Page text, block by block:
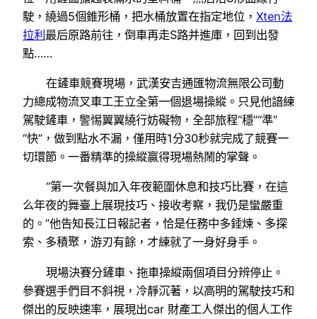
駛，繞過5個錐形桶，把水桶放置在指定地位， Xten法
拉利最后原路前往，倒車再走S路并進庫，回到出發
點……
在鏟車競賽現場，武漢安吉通匯物流無限公司動
力總成物流叉車工王立全第一個退場操縱。只見他諳練
駕駛鏟車，警惕翼翼繞行妨礙物，全部旅程“穩”“準”
“快”，做到點水不漏，僅用時1分30秒就完成了競賽一
切環節。一番精準的操縱贏得現場熱鬧的掌聲。
“第一次餐與加入年夜範圍休息和技巧比賽，在這
么年夜的舞臺上展現技巧、接收考察，我仍是蠻嚴重
的。”他告知長江日報記者，恰是任務中多錘煉、多探
索、多積聚，游刃有餘，才練就了一身好身手。
現場決賽分鏟車、拖車操縱兩個項目分辨停止。
參賽選手們目不斜視，冷靜沉著，以高明的駕駛技巧和
傑出的反映速率，展現出car 財產工人傑出的個人工作